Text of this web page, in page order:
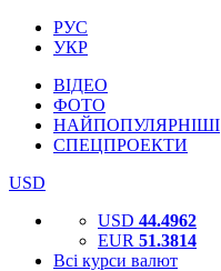
РУС
УКР
ВІДЕО
ФОТО
НАЙПОПУЛЯРНІШІ
СПЕЦПРОЕКТИ
USD
USD 44.4962
EUR 51.3814
Всі курси валют